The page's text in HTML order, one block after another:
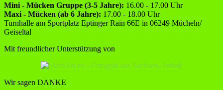
Mini - Mücken Gruppe (3-5 Jahre): 16.00 - 17.00 Uhr
Maxi - Mücken (ab 6 Jahre): 17.00 - 18.00 Uhr
Turnhalle am Sportplatz Eptinger Rain 66E in 06249 Mücheln/
Geiseltal
Mit freundlicher Unterstützung von
Wir sagen DANKE